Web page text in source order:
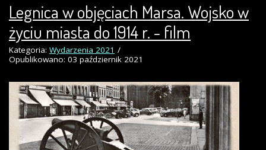
Legnica w objęciach Marsa. Wojsko w
życiu miasta do 1914 r. - film
Kategoria: Wydarzenia 2021
Opublikowano: 03 październik 2021